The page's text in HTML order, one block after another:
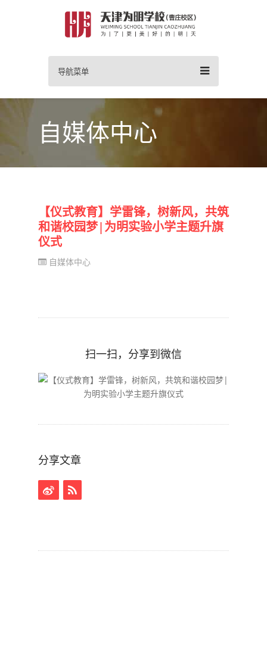
导航菜单
自媒体中心
【仪式教育】学雷锋，树新风，共筑
和谐校园梦|为明实验小学主题升旗
仪式
自媒体中心
扫一扫，分享到微信
分享文章